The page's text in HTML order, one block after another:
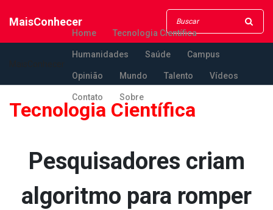
MaisConhecer
Home Tecnologia Científica
Humanidades Saúde Campus
Opinião Mundo Talento Vídeos
Contato Sobre
Tecnologia Científica
Pesquisadores criam
algoritmo para romper